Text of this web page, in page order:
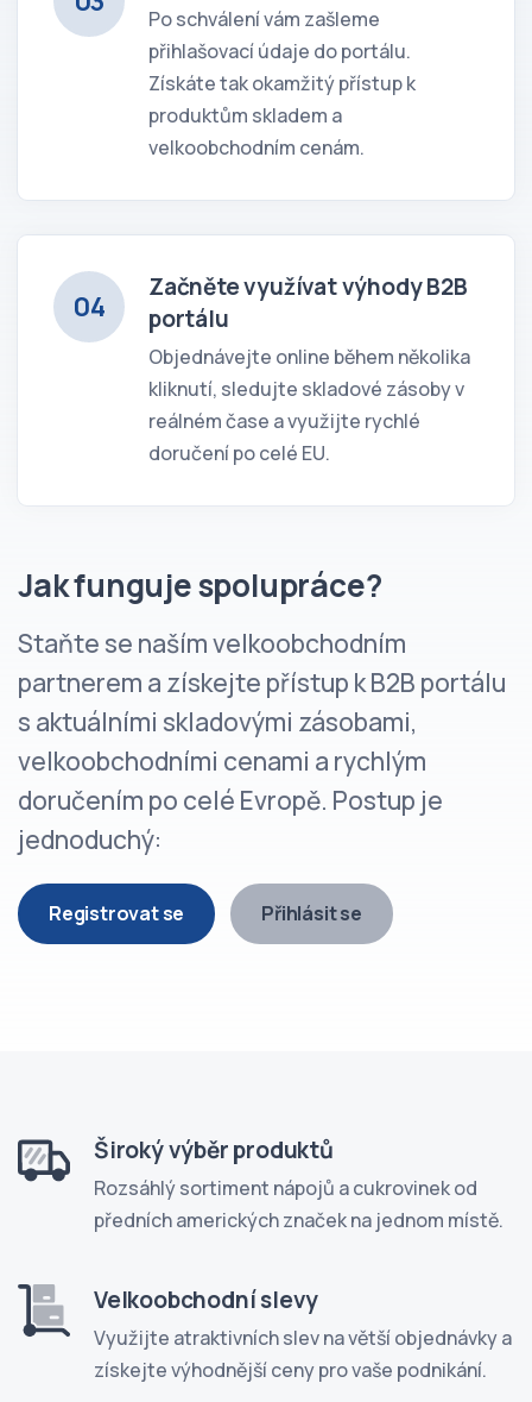
Po schválení vám zašleme
přihlašovací údaje do portálu.
Získáte tak okamžitý přístup k
produktům skladem a
velkoobchodním cenám.
04
Začněte využívat výhody B2B
portálu
Objednávejte online během několika
kliknutí, sledujte skladové zásoby v
reálném čase a využijte rychlé
doručení po celé EU.
Jak funguje spolupráce?
Staňte se naším velkoobchodním
partnerem a získejte přístup k B2B portálu
s aktuálními skladovými zásobami,
velkoobchodními cenami a rychlým
doručením po celé Evropě. Postup je
jednoduchý:
Registrovat se Přihlásit se
Široký výběr produktů
Rozsáhlý sortiment nápojů a cukrovinek od
předních amerických značek na jednom místě.
Velkoobchodní slevy
Využijte atraktivních slev na větší objednávky a
získejte výhodnější ceny pro vaše podnikání.